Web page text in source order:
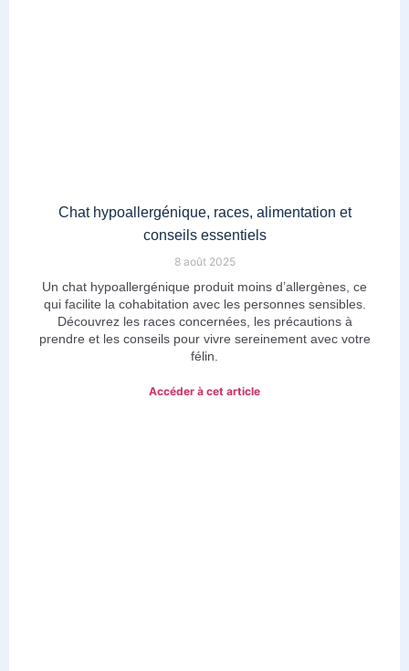
Chat hypoallergénique, races, alimentation et
conseils essentiels
8 août 2025
Un chat hypoallergénique produit moins d’allergènes, ce
qui facilite la cohabitation avec les personnes sensibles.
Découvrez les races concernées, les précautions à
prendre et les conseils pour vivre sereinement avec votre
félin.
Accéder à cet article